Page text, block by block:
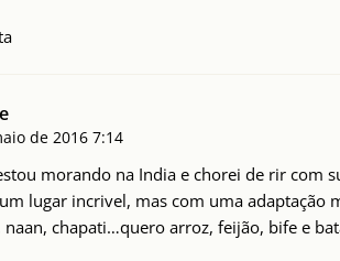
de 2016 7:14
morando na India e chorei de rir com
lugar incrivel, mas com uma adaptação
naan, chapati…quero arroz, feijão, bife e